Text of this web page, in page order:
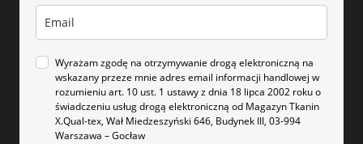
Wyrażam zgodę na otrzymywanie drogą elektroniczną na
wskazany przeze mnie adres email informacji handlowej w
rozumieniu art. 10 ust. 1 ustawy z dnia 18 lipca 2002 roku o
świadczeniu usług drogą elektroniczną od Magazyn Tkanin
X.Qual-tex, Wał Miedzeszyński 646, Budynek III, 03-994
Warszawa – Gocław